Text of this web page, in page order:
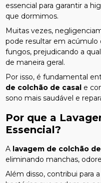
essencial para garantir a
que dormimos.
Muitas vezes,
pode resultar em acúmulo
fungos, prejudicando a
de maneira geral.
Por isso, é fundamental
de colchão de casal e
sono mais saudável e
Por que a
Essencial?
A lavagem de colchão
eliminando manchas,
Além disso, contribui para